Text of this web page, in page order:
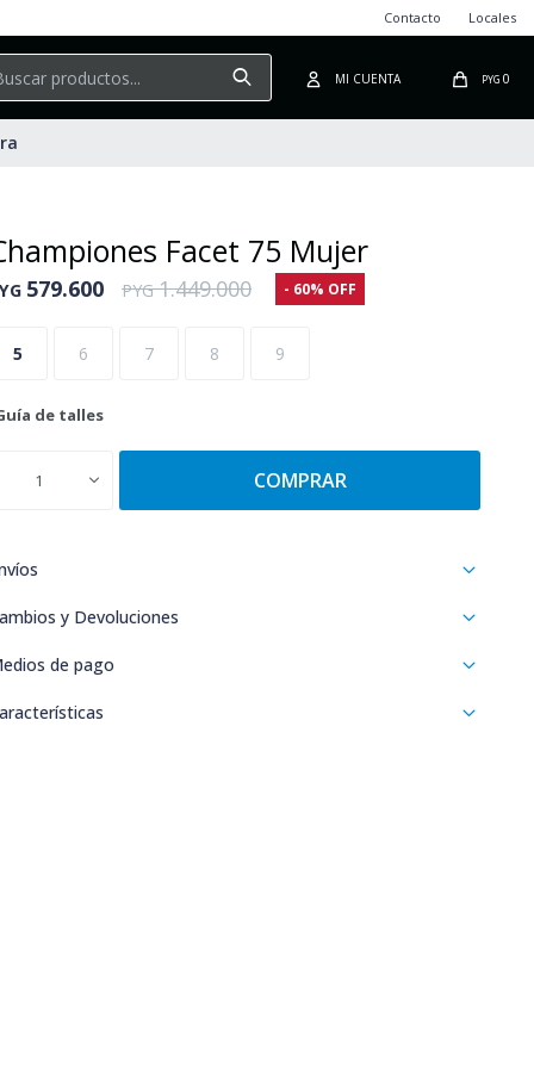
PYG 0
Contacto Locales
Facet 75 Mujer
579.600 PYG 1.449.000 60
5 6 7 8 9
de talles
1 COMPRAR
y Devoluciones
de pago